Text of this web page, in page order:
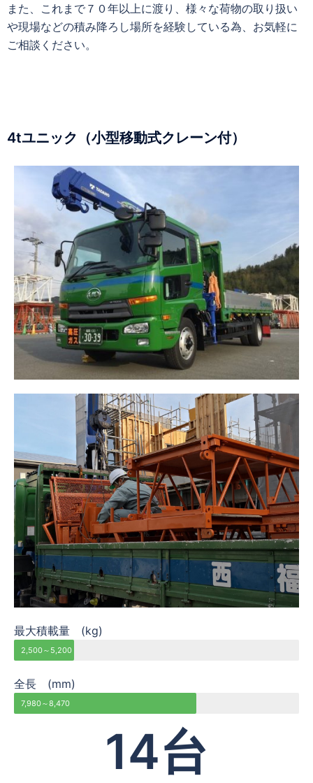
また、これまで７０年以上に渡り、様々な荷物の取り扱い
や現場などの積み降ろし場所を経験している為、お気軽に
ご相談ください。
4tユニック（小型移動式クレーン付）
最大積載量 (kg)
2,500～5,200
全長 (mm)
7,980～8,470
14台